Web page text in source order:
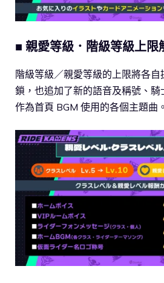
■ 親愛等級．階級等級上限
階級等級／親愛等級的上限將各
鎖，也追加了新的語音及稱號、
作為首頁 BGM 使用的各個主題曲。